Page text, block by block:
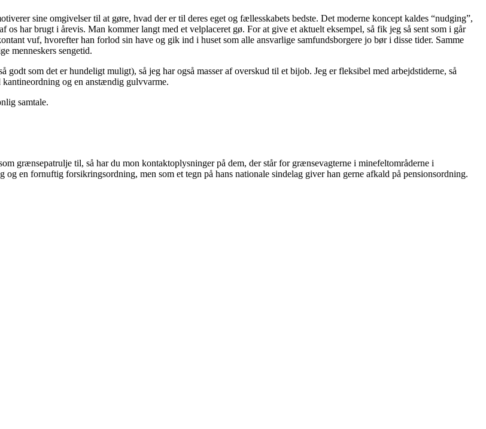
sine omgivelser til at gøre, hvad der er til deres eget og fællesskabets bedste. Det moderne koncept kaldes “nudging”,
har brugt i årevis. Man kommer langt med et velplaceret gø. For at give et aktuelt eksempel, så fik jeg så sent som i går
vuf, hvorefter han forlod sin have og gik ind i huset som alle ansvarlige samfundsborgere jo bør i disse tider. Samme
menneskers sengetid.
som det er hundeligt muligt), så jeg har også masser af overskud til et bijob. Jeg er fleksibel med arbejdstiderne, så
og en anstændig gulvvarme.
samtale.
grænsepatrulje til, så har du mon kontaktoplysninger på dem, der står for grænsevagterne i minefeltområderne i
en fornuftig forsikringsordning, men som et tegn på hans nationale sindelag giver han gerne afkald på pensionsordning.